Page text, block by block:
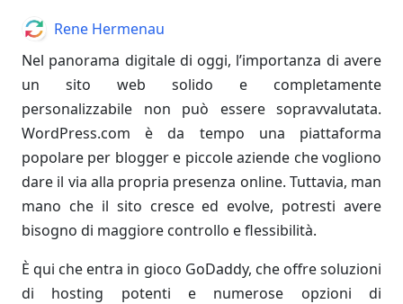
Nel panorama digitale di oggi, l’importanza di avere
un sito web solido e completamente
personalizzabile non può essere sopravvalutata.
WordPress.com è da tempo una piattaforma
popolare per blogger e piccole aziende che vogliono
dare il via alla propria presenza online. Tuttavia, man
mano che il sito cresce ed evolve, potresti avere
bisogno di maggiore controllo e flessibilità.
È qui che entra in gioco GoDaddy, che offre soluzioni
di hosting potenti e numerose opzioni di
AuthorRene Hermenau